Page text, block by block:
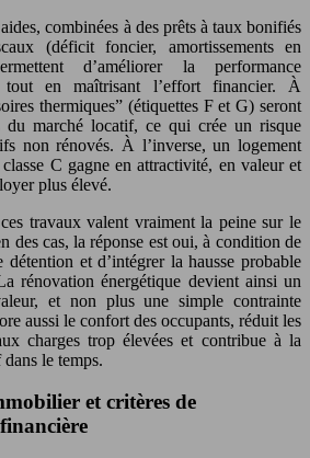
combinées à des prêts à taux bonifiés
(déficit foncier, amortissements en
d’améliorer la performance
tout en maîtrisant l’effort financier. À
thermiques” (étiquettes F et G) seront
du marché locatif, ce qui crée un risque
non rénovés. À l’inverse, un logement
C gagne en attractivité, en valeur et
plus élevé.
travaux valent vraiment la peine sur le
des cas, la réponse est oui, à condition de
et d’intégrer la hausse probable
rénovation énergétique devient ainsi un
et non plus une simple contrainte
aussi le confort des occupants, réduit les
charges trop élevées et contribue à la
le temps.
et critères de